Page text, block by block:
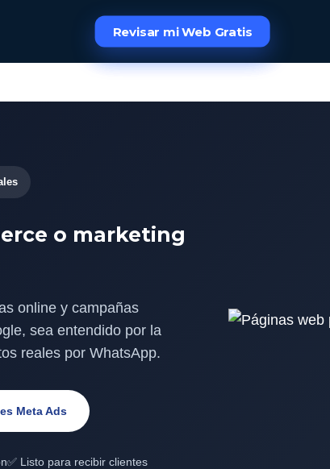
Revisar mi Web Gratis
Revisar mi Web Gratis
Revisar mi Web Gratis
o marketing
online y campañas
sea entendido por la
reales por WhatsApp.
Meta Ads
✅ Listo para recibir clientes